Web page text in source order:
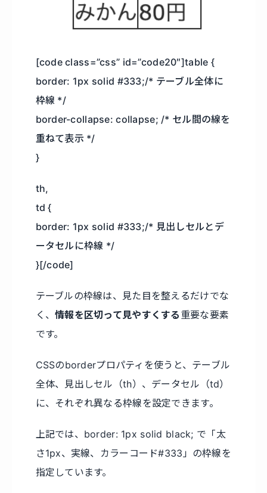
[code class=”css” id=”code20″]table {
border: 1px solid #333;/* テーブル全体に
枠線 */
border-collapse: collapse; /* セル間の線を
重ねて表示 */
}
th,
td {
border: 1px solid #333;/* 見出しセルとデ
ータセルに枠線 */
}[/code]
テーブルの枠線は、見た目を整えるだけでな
く、情報を区切って見やすくする 重要な要素
です。
CSSのborderプロパティを使うと、テーブル
全体、見出しセル（th）、データセル（td）
に、それぞれ異なる枠線を設定できます。
上記では、border: 1px solid black; で「太
さ1px、実線、カラーコード#333」の枠線を
指定しています。